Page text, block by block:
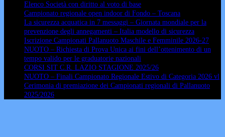
Elenco Società con diritto al voto di base
Campionato regionale open indoor di Fondo – Toscana
La sicurezza acquatica in 7 messaggi – Giornata mondiale per la
prevenzione degli annegamenti – Italia modello di sicurezza
Iscrizione Campionati Pallanuoto Maschile e Femminile 2026-27
NUOTO – Richiesta di Prova Unica ai fini dell’ottenimento di un
tempo valido per le graduatorie nazionali
CORSI SIT C.R. LAZIO STAGIONE 2025/26
NUOTO – Finali Campionato Regionale Estivo di Categoria 2026 vl
Cerimonia di premiazione dei Campionati regionali di Pallanuoto
2025/2026